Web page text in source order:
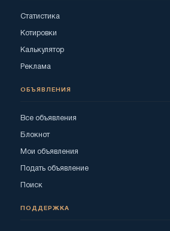
Статистика
Котировки
Калькулятор
Реклама
ОБЪЯВЛЕНИЯ
Все объявления
Блокнот
Мои объявления
Подать объявление
Поиск
ПОДДЕРЖКА